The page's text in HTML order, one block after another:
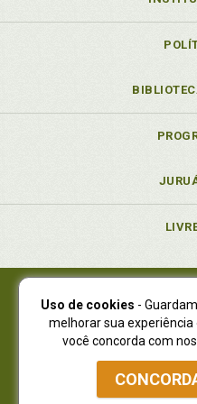
Juruá Editora Ltda.,
Juruá Informática
NOVO ENDEREÇO:R. Flávio
Curitiba -
Atendimento: (41) 4009-3900|
Uso de cookies -
melhorar sua experiência
você concorda com